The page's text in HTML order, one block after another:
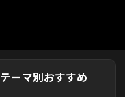
テーマ別おすすめ